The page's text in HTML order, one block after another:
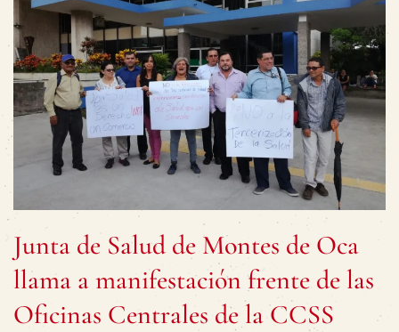
Junta de Salud de Montes de Oca
llama a manifestación frente de las
Oficinas Centrales de la CCSS